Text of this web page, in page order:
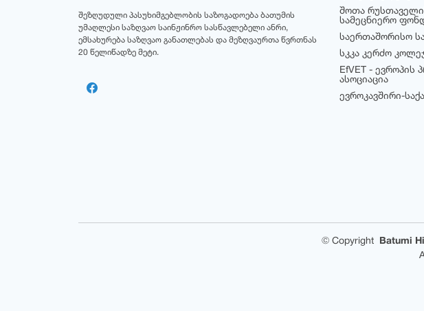
შეზღუდული პასუხიმგებლობის საზოგადოება ბათუმის
უმაღლესი საზღვაო საინჟინრო სასწავლებელი ანრი,
ემსახურება საზღვაო განათლებას და მეზღვაურთა წვრთნას
20 წელიწადზე მეტი.
შოთა
სამეცნიერო
საერთაშორისო
სკკა კერძო
EfVET -
ასოციაცია
ევროკავშირი-
© Copyright
Batumi